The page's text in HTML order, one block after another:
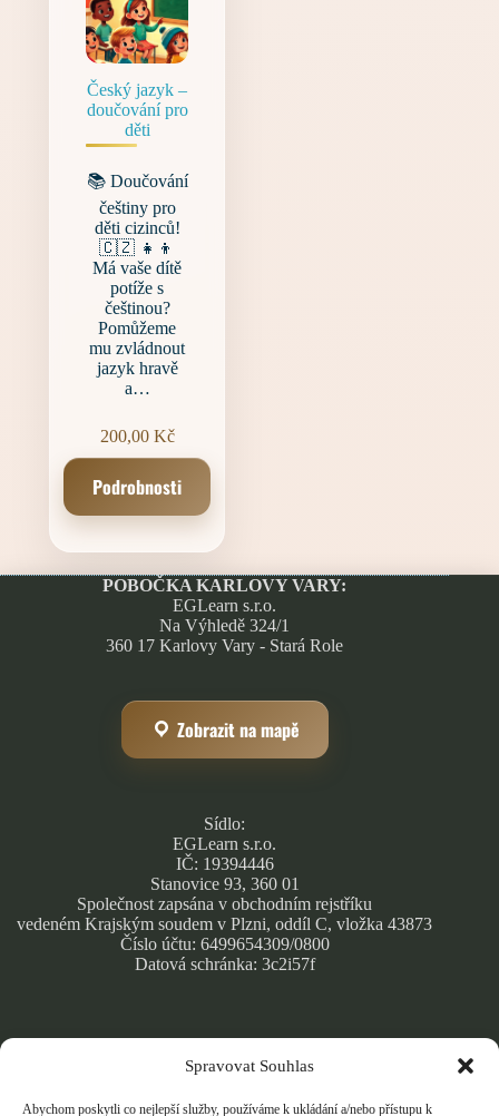
Spravovat Souhlas
Abychom poskytli co nejlepší služby, používáme k ukládání a/nebo přístupu k
Český jazyk –
doučování pro
děti
📚 Doučování
češtiny pro
děti cizinců!
🇨🇿 👧👦
Má vaše dítě
potíže s
češtinou?
Pomůžeme
mu zvládnout
jazyk hravě
a…
200,00 Kč
Podrobnosti
POBOČKA KARLOVY VARY:
EGLearn s.r.o.
Na Výhledě 324/1
360 17 Karlovy Vary - Stará Role
Zobrazit na mapě
Sídlo:
EGLearn s.r.o.
IČ: 19394446
Stanovice 93, 360 01
Společnost zapsána v obchodním rejstříku
vedeném Krajským soudem v Plzni, oddíl C, vložka 43873
Číslo účtu: 6499654309/0800
Datová schránka: 3c2i57f
Zásady ochrany osobních údajů